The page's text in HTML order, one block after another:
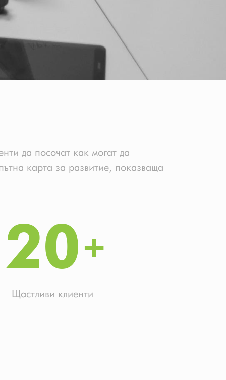
да посочат как могат да
карта за развитие, показваща
Щастливи клиенти
20